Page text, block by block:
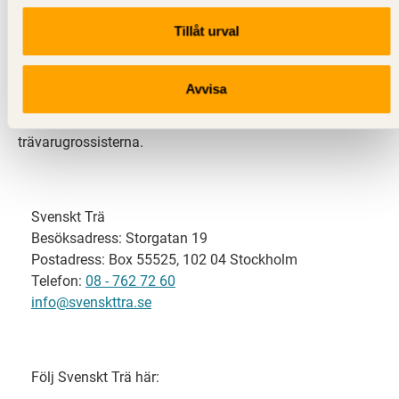
Tillåt urval
Avvisa
Svenskt Trä representerar svensk sågverksindustri
och är en del av branschorganisationen
svensk limträ-, KL-trä- och förpackningsindustri samt
trävarugrossisterna.
Svenskt Trä
Besöksadress: Storgatan 19
Postadress: Box 55525, 102 04 Stockholm
Telefon: 08 - 762 72 60
info@svenskttra.se
Följ Svenskt Trä här: